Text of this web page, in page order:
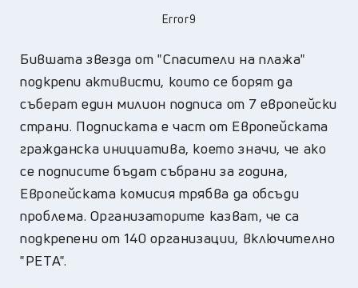
Error9
Бившата звезда от "Спасители на плажа"
подкрепи активисти, които се борят да
съберат един милион подписа от 7 европейски
страни. Подписката е част от Европейската
гражданска инициатива, което значи, че ако
се подписите бъдат събрани за година,
Европейската комисия трябва да обсъди
проблема. Организаторите казват, че са
подкрепени от 140 организации, включително
"PETA".